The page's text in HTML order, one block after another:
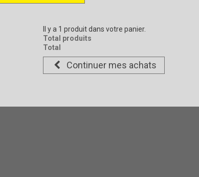
Il y a 1 produit dans votre panier.
Total produits
Total
Continuer mes achats